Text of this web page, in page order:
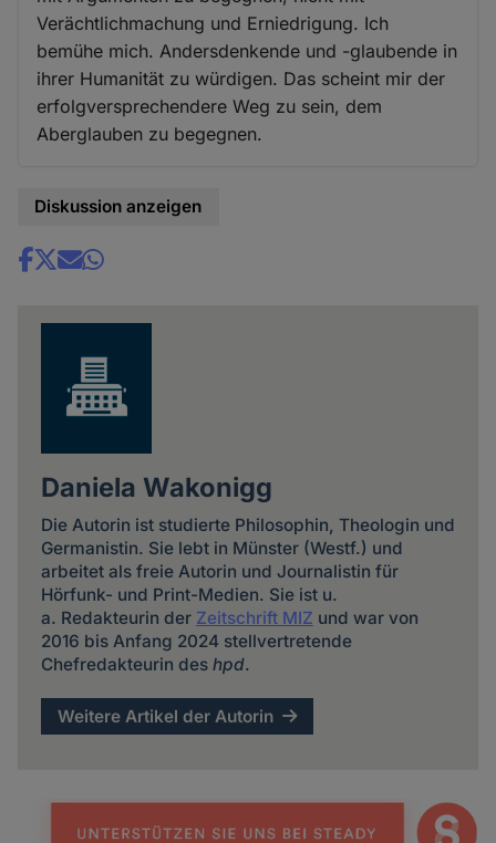
Verächtlichmachung und Erniedrigung. Ich
bemühe mich. Andersdenkende und -glaubende in
ihrer Humanität zu würdigen. Das scheint mir der
erfolgversprechendere Weg zu sein, dem
Aberglauben zu begegnen.
Diskussion anzeigen
Share
Daniela Wakonigg
Die Autorin ist studierte Philosophin, Theologin und
Germanistin. Sie lebt in Münster (Westf.) und
arbeitet als freie Autorin und Journalistin für
Hörfunk- und Print-Medien. Sie ist u.
a. Redakteurin der Zeitschrift MIZ und war von
2016 bis Anfang 2024 stellvertretende
Chefredakteurin des hpd.
Weitere Artikel der Autorin